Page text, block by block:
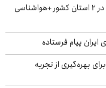
نفوذ جریان بارش‌زا به کشور؛ امشب بارش باران در ۲ استان کشور +هواشناسی
پیام فرستاده
بهره‌گیری از تجربه